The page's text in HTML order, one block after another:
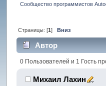
Сообщество программистов
Страницы: [1] Вниз
Автор
0 Пользователей и 1 Гость
Михаил Лахин